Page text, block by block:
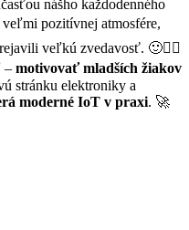
nášho každodenného
pozitívnej atmosfére,
veľkú zvedavosť. 🙂🙋‍♂️
– motivovať mladších žiakov
stránku elektroniky a
moderné IoT v praxi. 🚀